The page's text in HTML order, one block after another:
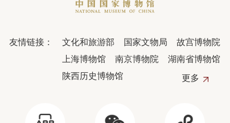
友情链接： 文化和旅游部 国家文物局
故宫博物院
上海博物馆
南京博物院
湖南省博物馆
陕西历史博物馆
更多